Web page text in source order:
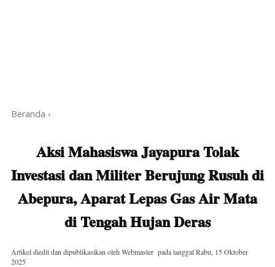
Beranda ›
Aksi Mahasiswa Jayapura Tolak
Investasi dan Militer Berujung Rusuh di
Abepura, Aparat Lepas Gas Air Mata
di Tengah Hujan Deras
Artikel diedit dan dipublikasikan oleh Webmaster pada tanggalRabu, 15 Oktober
2025